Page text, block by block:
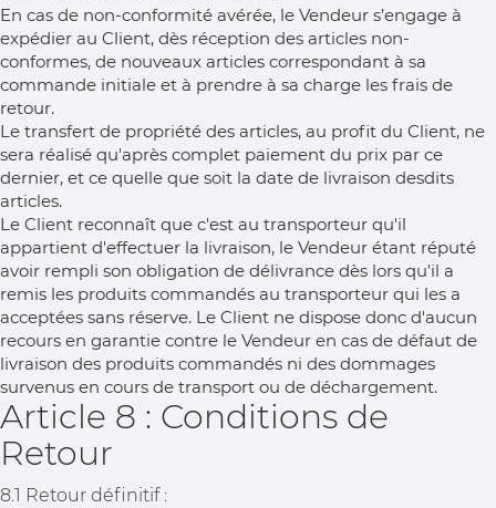
En cas de non-conformité avérée, le Vendeur s’engage à
expédier au Client, dès réception des articles non-
conformes, de nouveaux articles correspondant à sa
commande initiale et à prendre à sa charge les frais de
retour.
Le transfert de propriété des articles, au profit du Client, ne
sera réalisé qu'après complet paiement du prix par ce
dernier, et ce quelle que soit la date de livraison desdits
articles.
Le Client reconnaît que c'est au transporteur qu'il
appartient d'effectuer la livraison, le Vendeur étant réputé
avoir rempli son obligation de délivrance dès lors qu'il a
remis les produits commandés au transporteur qui les a
acceptées sans réserve. Le Client ne dispose donc d'aucun
recours en garantie contre le Vendeur en cas de défaut de
livraison des produits commandés ni des dommages
survenus en cours de transport ou de déchargement.
Article 8 : Conditions de
Retour
8.1 Retour définitif :